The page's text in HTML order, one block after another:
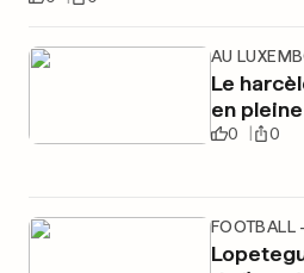
AU
Le
en
0 0
FOOTBALL